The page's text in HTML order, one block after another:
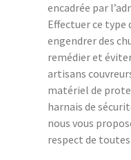
encadrée par
Effectuer ce type
engendrer des
remédier et
artisans
matériel de
harnais de
nous vous
respect de